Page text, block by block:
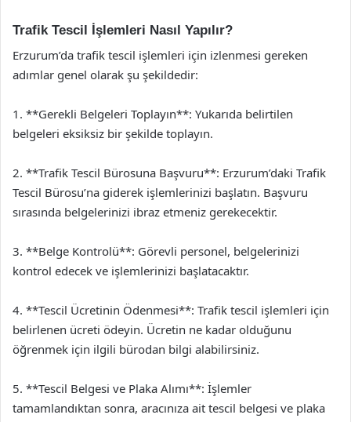
Trafik Tescil İşlemleri Nasıl Yapılır?
Erzurum’da trafik tescil işlemleri için izlenmesi gereken
adımlar genel olarak şu şekildedir:
1. **Gerekli Belgeleri Toplayın**: Yukarıda belirtilen
belgeleri eksiksiz bir şekilde toplayın.
2. **Trafik Tescil Bürosuna Başvuru**: Erzurum’daki Trafik
Tescil Bürosu’na giderek işlemlerinizi başlatın. Başvuru
sırasında belgelerinizi ibraz etmeniz gerekecektir.
3. **Belge Kontrolü**: Görevli personel, belgelerinizi
kontrol edecek ve işlemlerinizi başlatacaktır.
4. **Tescil Ücretinin Ödenmesi**: Trafik tescil işlemleri için
belirlenen ücreti ödeyin. Ücretin ne kadar olduğunu
öğrenmek için ilgili bürodan bilgi alabilirsiniz.
5. **Tescil Belgesi ve Plaka Alımı**: İşlemler
tamamlandıktan sonra, aracınıza ait tescil belgesi ve plaka